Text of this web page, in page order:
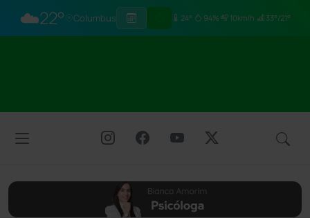
☁️22° Columbus 24° 94% 10km/h 33°/21°